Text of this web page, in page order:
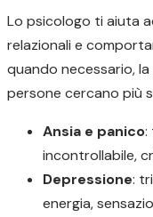
Lo psicologo ti aiuta
relazionali e
quando necessario,
persone cercano più
Ansia e panico:
incontrollabile,
Depressione:
energia,